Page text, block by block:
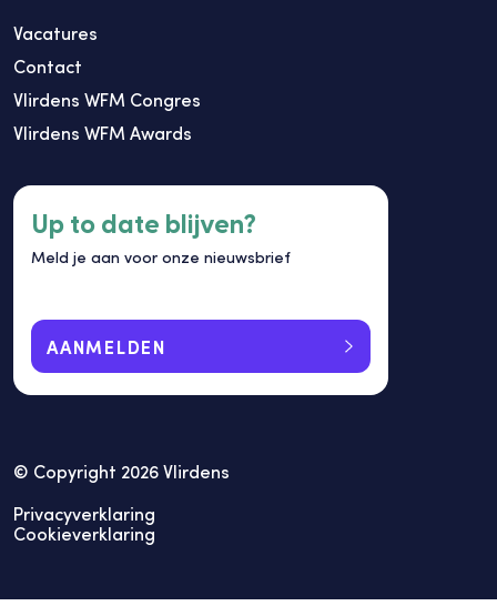
Vacatures
Contact
Vlirdens WFM Congres
Vlirdens WFM Awards
Up to date blijven?
Meld je aan voor onze nieuwsbrief
AANMELDEN
© Copyright 2026 Vlirdens
Privacyverklaring
Cookieverklaring